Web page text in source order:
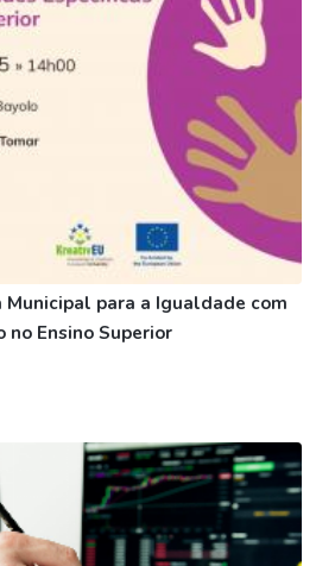
Municipal para a Igualdade com
Ensino Superior